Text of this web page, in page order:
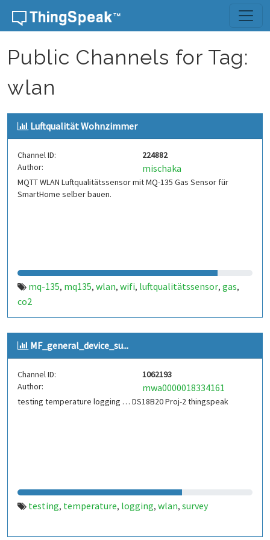
Skip to content
Public Channels for Tag:
wlan
Luftqualität Wohnzimmer
Channel ID:
224882
Author:
mischaka
MQTT WLAN Luftqualitätssensor mit MQ-135 Gas Sensor für
SmartHome selber bauen.
mq-135, mq135, wlan, wifi, luftqualitätssensor, gas,
co2
MF_general_device_su...
Channel ID:
1062193
Author:
mwa0000018334161
testing temperature logging … DS18B20 Proj-2 thingspeak
testing, temperature, logging, wlan, survey